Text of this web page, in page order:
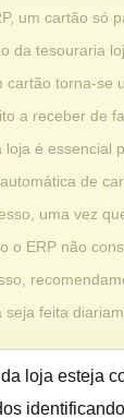
um cartão só
da tesouraria
cartão torna-se
a receber de
loja é essencial
de
uma vez
o ERP não
feita
loja esteja